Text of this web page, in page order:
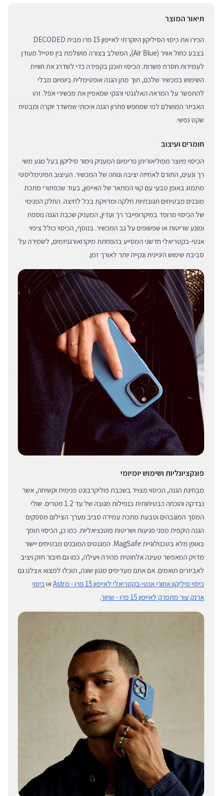
תיאור המוצר
הכירו את כיסוי הסיליקון היוקרתי לאייפון 15 פרו מבית DECODED
בצבע כחול אוויר (Air Blue), המשלב בצורה מושלמת בין סטייל מעודן
לעמידות חסרת פשרות. הכיסוי תוכנן בקפידה כדי לשדרג את חוויית
השימוש במכשיר שלכם, תוך מתן הגנה אופטימלית ביומיום מבלי
להתפשר על המראה האלגנטי והנקי שמאפיין את מכשירי אפל. זהו
האביזר המושלם למי שמחפש פתרון הגנה איכותי שמשדר יוקרה ומבטיח
שקט נפשי.
חומרים ועיצוב
הכיסוי מיוצר מפוליאוריתן פרימיום המעניק גימור סיליקון בעל מגע משי
רך ונעים, התורם לאחיזה יציבה ונוחה של המכשיר. העיצוב המינימליסטי
מתמזג באופן טבעי עם קווי המתאר של האייפון, בעוד שכפתורי מתכת
מובנים מבטיחים תגובתיות חלקה ומדויקת בכל לחיצה. החלק הפנימי
של הכיסוי מרופד במיקרופייבר רך ועדין, המעניק שכבת הגנה נוספת
ומונע שריטות או שפשופים על גב המכשיר. בנוסף, הכיסוי כולל ציפוי
אנטי-בקטריאלי חדשני המסייע בהפחתת מיקרואורגניזמים, לשמירה על
סביבת שימוש היגיינית ונקייה יותר לאורך זמן.
פונקציונליות ושימוש יומיומי
מבחינת הגנה, הכיסוי מצויד בשכבת פוליקרבונט פנימית וקשיחה, אשר
נבדקה והוכחה כבטיחותית בנפילות מגובה של עד 1.2 מטרים. שולי
המסך המוגבהים וטבעת מתכת עמידה סביב מערך הצילום מספקים
הגנה היקפית מפני פגיעות ושריטות פוטנציאליות. כמו כן, הכיסוי תומך
באופן מלא בטכנולוגיית MagSafe. המגנטים המובנים מבטיחים יישור
מדויק המאפשר טעינה אלחוטית מהירה ויעילה, כמו גם חיבור חזק ויציב
לאביזרים תואמים. אם אתם מעדיפים סגנון שונה, תוכלו למצוא אצלנו גם
כיסוי סיליקון אחורי אנטי-בקטריאלי לאייפון 15 פרו - Astro
או כיסוי
ארנק עור מתפרק לאייפון 15 פרו - שחור
.